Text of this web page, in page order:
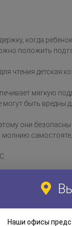
когда ребенок
положить под
чтения детская
мягкую
быть вредны
они безопасны
молнию
Наши офисы